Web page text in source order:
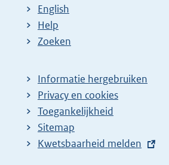
English
Help
Zoeken
Informatie hergebruiken
Privacy en cookies
Toegankelijkheid
Sitemap
E
Kwetsbaarheid melden